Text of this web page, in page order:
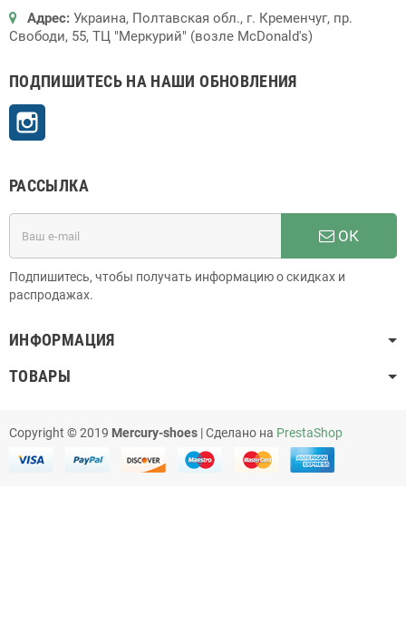
Адрес: Украина, Полтавская обл., г. Кременчуг, пр.
Свободи, 55, ТЦ "Меркурий" (возле McDonald's)
ПОДПИШИТЕСЬ НА НАШИ ОБНОВЛЕНИЯ
РАССЫЛКА
ОК
Подпишитесь, чтобы получать информацию о скидках и
распродажах.
ИНФОРМАЦИЯ
ТОВАРЫ
Copyright © 2019 Mercury-shoes | Сделано на PrestaShop